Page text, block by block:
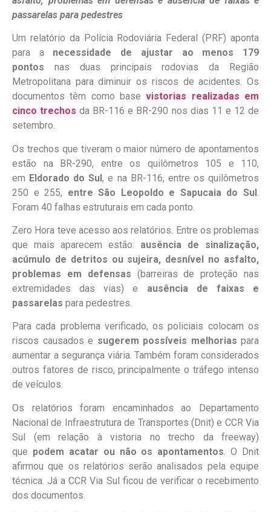
passarelas para pedestres
Um relatório da Polícia Rodoviária Federal (PRF) aponta
para a necessidade de ajustar ao menos 179
pontos nas duas principais rodovias da Região
Metropolitana para diminuir os riscos de acidentes. Os
documentos têm como basevistorias realizadas em
cinco trechos da BR-116 e BR-290 nos dias 11 e 12 de
setembro.
Os trechos que tiveram o maior número de apontamentos
estão na BR-290, entre os quilômetros 105 e 110,
em Eldorado do Sul, e na BR-116, entre os quilômetros
250 e 255, entre São Leopoldo e Sapucaia do Sul
Foram 40 falhas estruturais em cada ponto.
Zero Hora teve acesso aos relatórios. Entre os problemas
que mais aparecem estão: ausência de sinalização,
acúmulo de detritos ou sujeira, desnível no asfalto,
problemas em defensas (barreiras de proteção nas
extremidades das vias) e ausência de faixas e
passarelas para pedestres.
Para cada problema verificado, os policiais colocam os
riscos causados e sugerem possíveis melhorias para
aumentar a segurança viária. Também foram considerados
outros fatores de risco, principalmente o tráfego intenso
de veículos.
Os relatórios foram encaminhados ao Departamento
Nacional de Infraestrutura de Transportes (Dnit) e CCR Via
Sul (em relação à vistoria no trecho da freeway)
que podem acatar ou não os apontamentos . O Dnit
afirmou que os relatórios serão analisados pela equipe
técnica. Já a CCR Via Sul ficou de verificar o recebimento
dos documentos.